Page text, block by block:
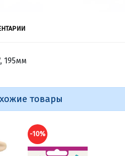
195мм
товары
-10%